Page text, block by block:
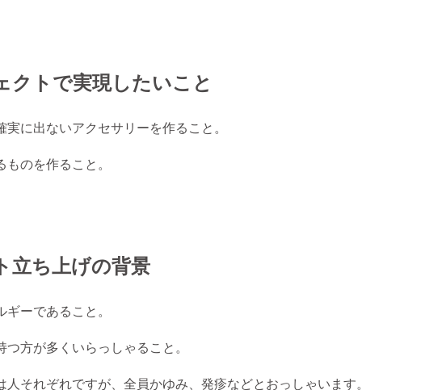
クトで実現したいこと
に出ないアクセサリーを作ること。
のを作ること。
立ち上げの背景
ーであること。
方が多くいらっしゃること。
それぞれですが、全員かゆみ、発疹などとおっしゃいます。